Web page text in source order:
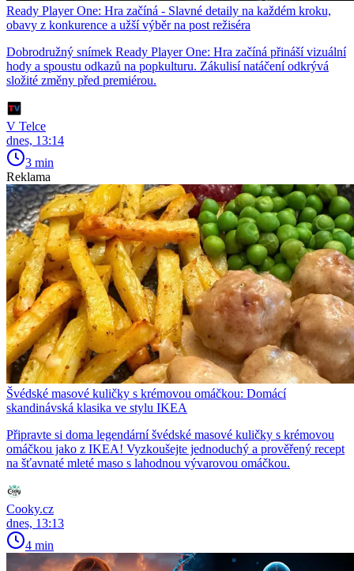
Ready Player One: Hra začíná - Slavné detaily na každém kroku,
obavy z konkurence a užší výběr na post režiséra
Dobrodružný snímek Ready Player One: Hra začíná přináší vizuální
hody a spoustu odkazů na popkulturu. Zákulisí natáčení odkrývá
složité změny před premiérou.
V Telce
dnes, 13:14
3 min
Reklama
Švédské masové kuličky s krémovou omáčkou: Domácí
skandinávská klasika ve stylu IKEA
Připravte si doma legendární švédské masové kuličky s krémovou
omáčkou jako z IKEA! Vyzkoušejte jednoduchý a prověřený recept
na šťavnaté mleté maso s lahodnou vývarovou omáčkou.
Cooky.cz
dnes, 13:13
4 min